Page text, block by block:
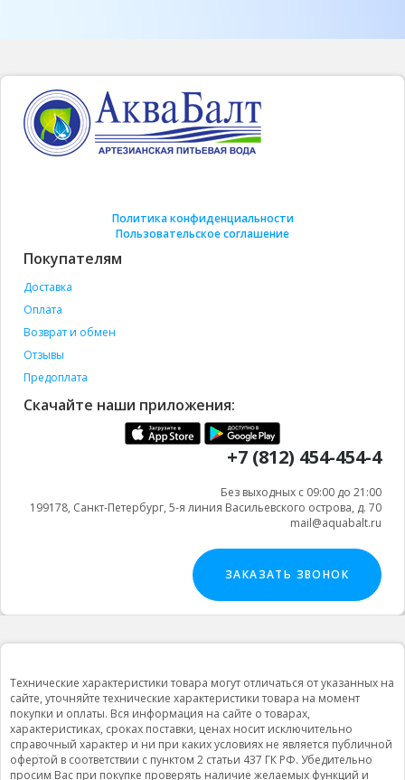
Политика конфиденциальности
Пользовательское соглашение
Покупателям
Доставка
Оплата
Возврат и обмен
Отзывы
Предоплата
Скачайте наши приложения:
+7 (812) 454-454-4
Без выходных с 09:00 до 21:00
199178, Санкт-Петербург, 5-я линия Васильевского острова, д. 70
mail@aquabalt.ru
ЗАКАЗАТЬ ЗВОНОК
Технические характеристики товара могут отличаться от указанных на
сайте, уточняйте технические характеристики товара на момент
покупки и оплаты. Вся информация на сайте о товарах,
характеристиках, сроках поставки, ценах носит исключительно
справочный характер и ни при каких условиях не является публичной
офертой в соответствии с пунктом 2 статьи 437 ГК РФ. Убедительно
просим Вас при покупке проверять наличие желаемых функций и